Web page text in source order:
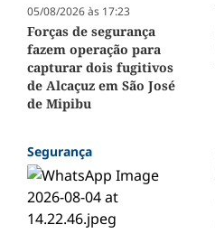
05/08/2026 às 17:23
Forças de segurança
fazem operação para
capturar dois fugitivos
de Alcaçuz em São José
de Mipibu
Segurança